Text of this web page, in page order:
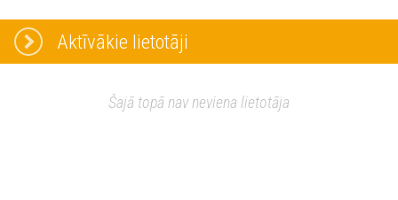
Aktīvākie lietotāji
Šajā topā nav neviena lietotāja